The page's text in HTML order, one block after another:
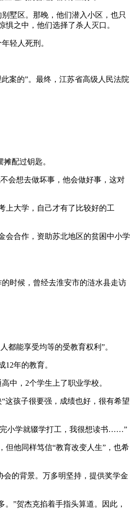
墅区。那晚，他们潜入小区，也只
之中，他们选择了杀人灭口。
轻人死刑。
案的”。最终，江苏省高级人民法院
配过钥匙。
会想去做坏事，他会做好事，这对
上大学，自己才有了比较好的工
会合作，资助苏北地区的贫困中小学
时候，曾经去淮安市的涟水县走访
都能享受均等的受教育权利”。
年的教育。
中，2个学生上了职业学校。
这孩子很要强，成绩也好，很有希望
完小学就辍学打工，我很想读书……”
但他同样笃信“教育改变人生”，也希
的背景。万多明坚持，提供奖学金
”贺杰克掐着手指头算道。因此，